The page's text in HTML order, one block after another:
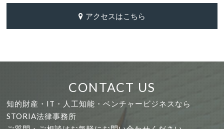
アクセスはこちら
CONTACT US
知的財産・IT・人工知能・ベンチャービジネスなら
STORIA法律事務所